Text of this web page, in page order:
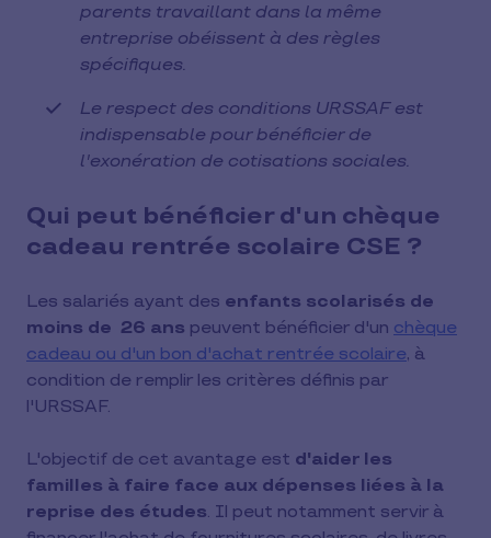
parents travaillant dans la même
entreprise obéissent à des règles
spécifiques.
Le respect des conditions URSSAF est
indispensable pour bénéficier de
l'exonération de cotisations sociales.
Qui peut bénéficier d'un chèque
cadeau rentrée scolaire CSE ?
Les salariés ayant des enfants scolarisés de
moins de 26 ans peuvent bénéficier d'un chèque
cadeau ou d'un bon d'achat rentrée scolaire, à
condition de remplir les critères définis par
l'URSSAF.
L'objectif de cet avantage est d'aider les
familles à faire face aux dépenses liées à la
reprise des études. Il peut notamment servir à